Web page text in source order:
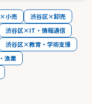
小売
渋谷区×卸売
渋谷区×IT・情報通信
渋谷区×教育・学術支援
漁業